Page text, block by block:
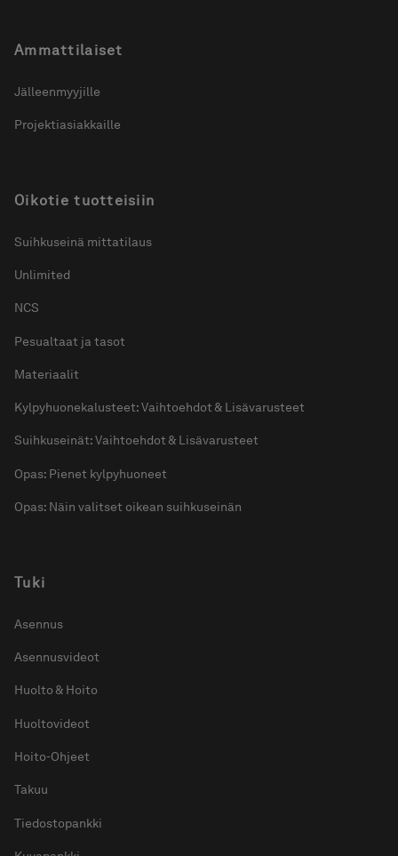
Ammattilaiset
Jälleenmyyjille
Projektiasiakkaille
Oikotie tuotteisiin
Suihkuseinä mittatilaus
Unlimited
NCS
Pesualtaat ja tasot
Materiaalit
Kylpyhuonekalusteet: Vaihtoehdot & Lisävarusteet
Suihkuseinät: Vaihtoehdot & Lisävarusteet
Opas: Pienet kylpyhuoneet
Opas: Näin valitset oikean suihkuseinän
Tuki
Asennus
Asennusvideot
Huolto & Hoito
Huoltovideot
Hoito-Ohjeet
Takuu
Tiedostopankki